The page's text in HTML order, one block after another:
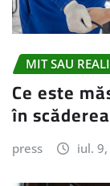
MIT SAU
Ce este
în
press iul.